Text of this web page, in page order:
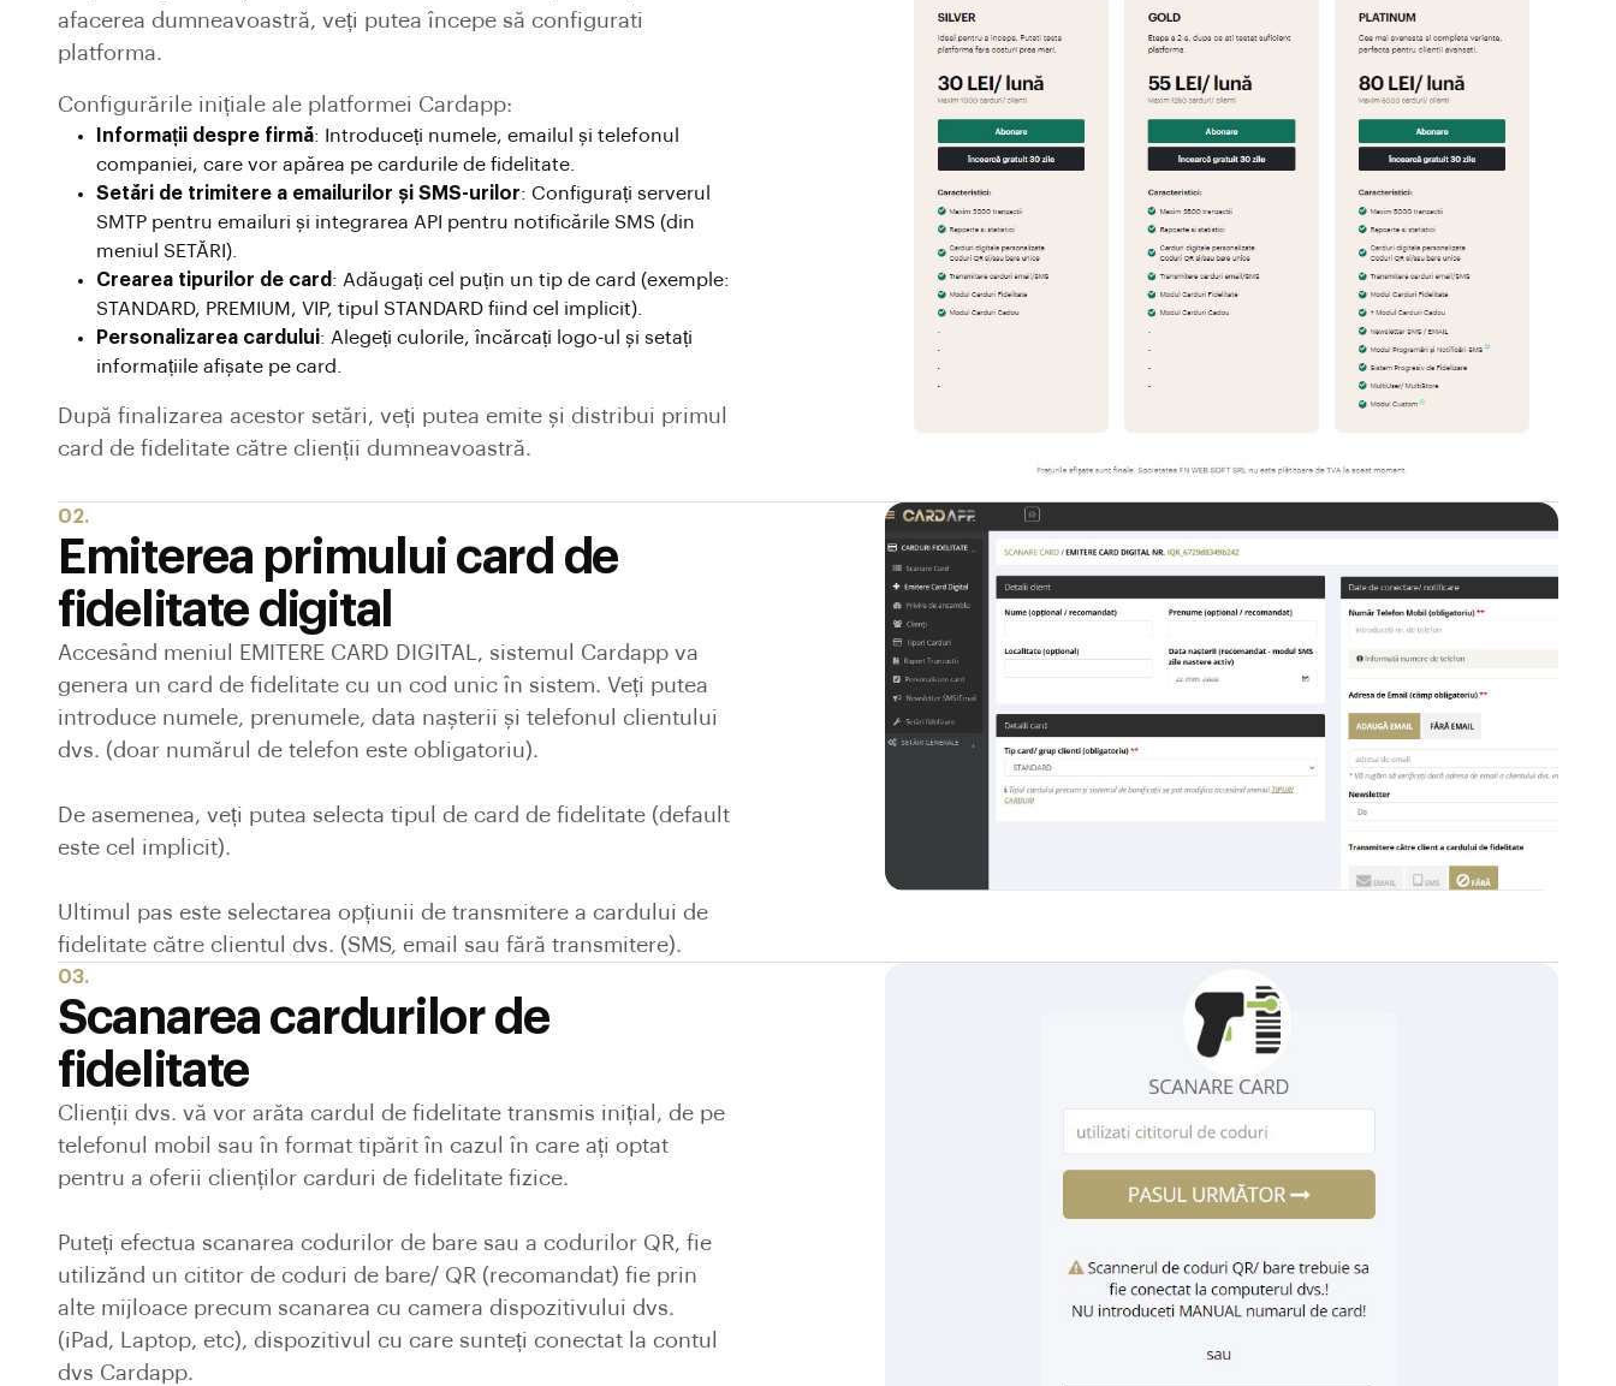
afacerea dumneavoastră, veți putea începe să configurati
platforma.
Configurările inițiale ale platformei Cardapp:
Informații despre firmă: Introduceți numele, emailul și telefonul
companiei, care vor apărea pe cardurile de fidelitate.
Setări de trimitere a emailurilor și SMS-urilor: Configurați serverul
SMTP pentru emailuri și integrarea API pentru notificările SMS (din
meniul SETĂRI).
Crearea tipurilor de card : Adăugați cel puțin un tip de card (exemple:
STANDARD, PREMIUM, VIP, tipul STANDARD fiind cel implicit).
Personalizarea cardului: Alegeți culorile, încărcați logo-ul și setați
informațiile afișate pe card.
După finalizarea acestor setări, veți putea emite și distribui primul
card de fidelitate către clienții dumneavoastră.
02.
Emiterea primului card de
fidelitate digital
Accesând meniul EMITERE CARD DIGITAL, sistemul Cardapp va
genera un card de fidelitate cu un cod unic în sistem. Veți putea
introduce numele, prenumele, data nașterii și telefonul clientului
dvs. (doar numărul de telefon este obligatoriu).
De asemenea, veți putea selecta tipul de card de fidelitate (default
este cel implicit).
Ultimul pas este selectarea opțiunii de transmitere a cardului de
fidelitate către clientul dvs. (SMS, email sau fără transmitere).
03.
Scanarea cardurilor de
fidelitate
Clienții dvs. vă vor arăta cardul de fidelitate transmis inițial, de pe
telefonul mobil sau în format tipărit în cazul în care ați optat
pentru a oferii clienților carduri de fidelitate fizice.
Puteți efectua scanarea codurilor de bare sau a codurilor QR, fie
utilizănd un cititor de coduri de bare/ QR (recomandat) fie prin
alte mijloace precum scanarea cu camera dispozitivului dvs.
(iPad, Laptop, etc), dispozitivul cu care sunteți conectat la contul
dvs Cardapp.